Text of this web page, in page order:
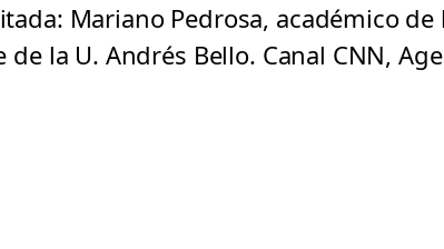
Mariano Pedrosa, académico
la U. Andrés Bello. Canal CNN,